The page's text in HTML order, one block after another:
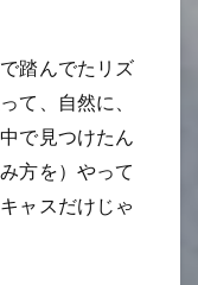
踏んでたリズ
て、自然に、
で見つけたん
方を）やって
ャスだけじゃ